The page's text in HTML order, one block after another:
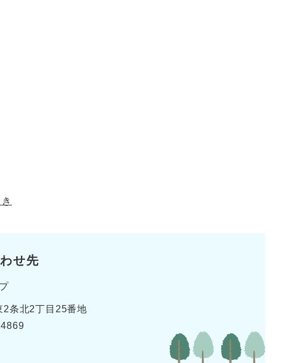
せ先
2条北2丁目25番地